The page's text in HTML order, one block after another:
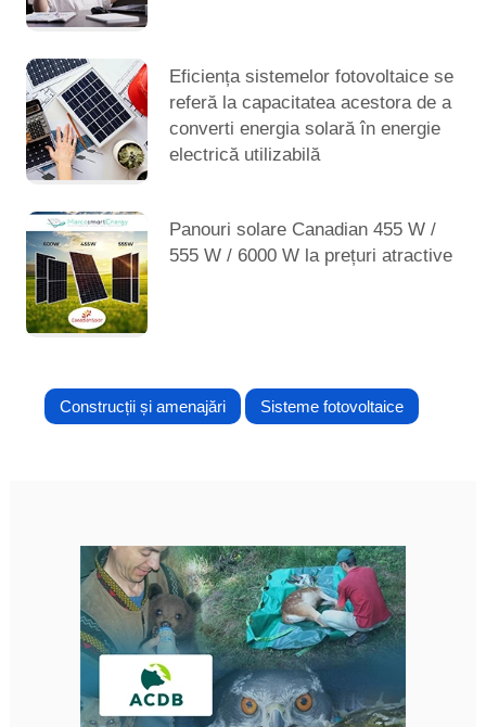
Eficiența sistemelor fotovoltaice se
referă la capacitatea acestora de a
converti energia solară în energie
electrică utilizabilă
Panouri solare Canadian 455 W /
555 W / 6000 W la prețuri atractive
Construcții și amenajări Sisteme fotovoltaice